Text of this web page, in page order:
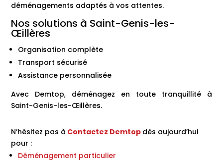
déménagements adaptés à vos attentes.
Nos solutions à Saint-Genis-les-
Œillères
Organisation complète
Transport sécurisé
Assistance personnalisée
Avec Demtop, déménagez en toute tranquillité à
Saint-Genis-les-Œillères.
N’hésitez pas à Contactez Demtop dès aujourd’hui
pour :
Déménagement particulier